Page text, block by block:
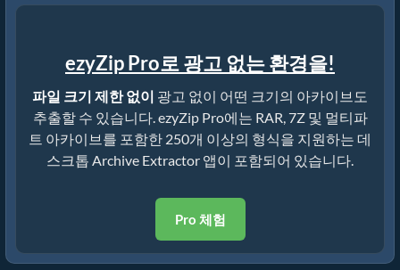
ezyZip Pro로 광고 없는 환경을!
파일 크기 제한 없이 광고 없이 어떤 크기의 아카이브도
추출할 수 있습니다. ezyZip Pro에는 RAR, 7Z 및 멀티파
트 아카이브를 포함한 250개 이상의 형식을 지원하는 데
스크톱 Archive Extractor 앱이 포함되어 있습니다.
Pro 체험